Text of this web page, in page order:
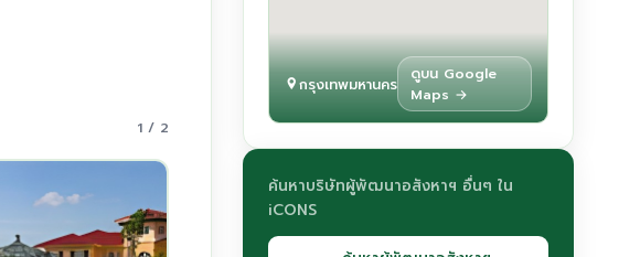
1 / 2
กรุงเทพมหานคร
ดูบน Google
Maps →
ค้นหาบริษัทผู้พัฒนาอสังหาฯ อื่นๆ ใน
iCONS